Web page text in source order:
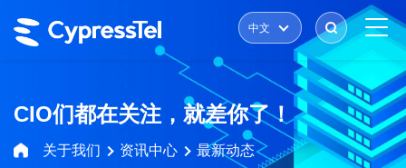
中文
CIO们都在关注，就差你了！
关于我们 资讯中心 最新动态